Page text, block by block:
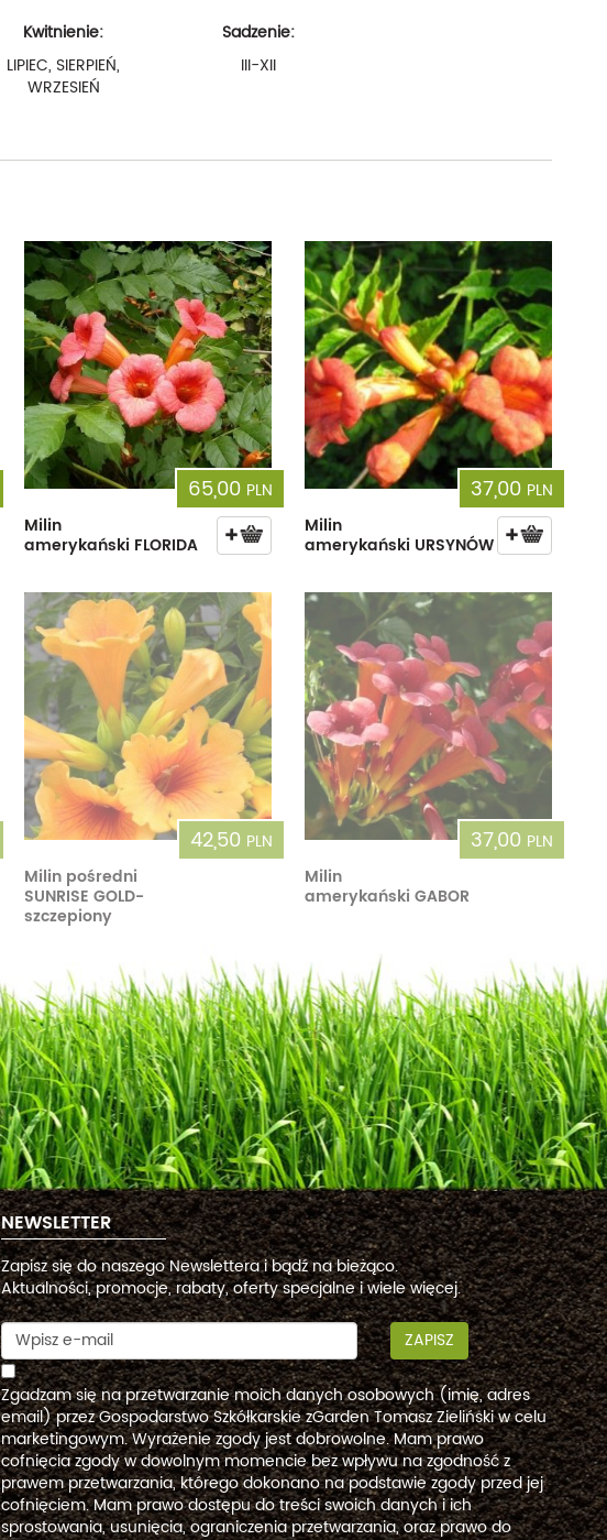
Kwitnienie:
LIPIEC, SIERPIEŃ,
WRZESIEŃ
Sadzenie:
III-XII
65,00 PLN
Milin
amerykański FLORIDA
37,00 PLN
Milin
amerykański URSYNÓW
42,50 PLN
Milin pośredni
SUNRISE GOLD-
szczepiony
37,00 PLN
Milin
amerykański GABOR
NEWSLETTER
Zapisz się do naszego Newslettera i bądź na bieżąco.
Aktualności, promocje, rabaty, oferty specjalne i wiele więcej.
ZAPISZ
Zgadzam się na przetwarzanie moich danych osobowych (imię, adres
email) przez Gospodarstwo Szkółkarskie zGarden Tomasz Zieliński w celu
marketingowym. Wyrażenie zgody jest dobrowolne. Mam prawo
cofnięcia zgody w dowolnym momencie bez wpływu na zgodność z
prawem przetwarzania, którego dokonano na podstawie zgody przed jej
cofnięciem. Mam prawo dostępu do treści swoich danych i ich
sprostowania, usunięcia, ograniczenia przetwarzania, oraz prawo do